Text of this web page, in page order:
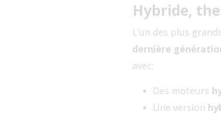
Hybride,
L’un des plus
dernière
avec:
Des moteurs
Une version